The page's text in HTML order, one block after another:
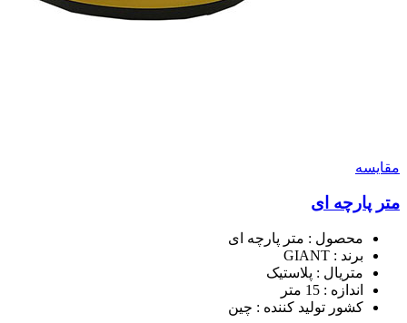
مقايسه
متر پارچه ای
محصول : متر پارچه ای
برند : GIANT
متریال : پلاستیک
اندازه : 15 متر
کشور تولید کننده : چین